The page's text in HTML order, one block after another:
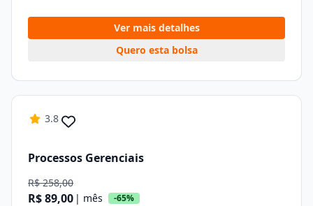
Ver mais detalhes
Quero esta bolsa
3.8
Processos Gerenciais
R$ 258,00
R$ 89,00 | mês -65%